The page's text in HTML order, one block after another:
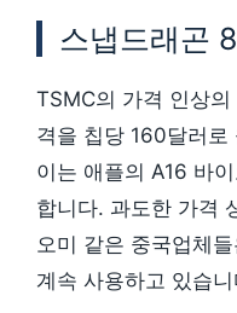
스냅드래곤
TSMC의 가격 인상
격을 칩당 160달러로
이는 애플의 A16 바
합니다. 과도한 가격
오미 같은 중국업체
계속 사용하고 있습니